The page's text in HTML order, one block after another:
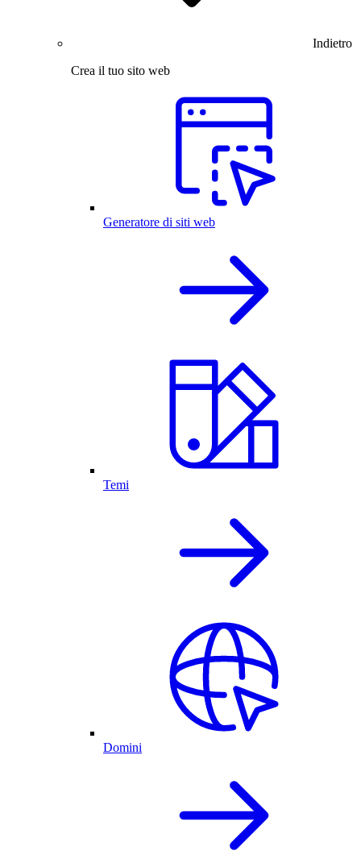
Indietro
Crea il tuo sito web
Generatore di siti web
Temi
Domini